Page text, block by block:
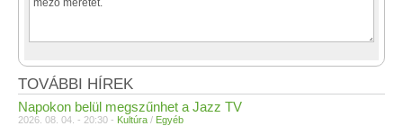
TOVÁBBI HÍREK
Napokon belül megszűnhet a Jazz TV
2026. 08. 04. - 20:30 - Kultúra / Egyéb